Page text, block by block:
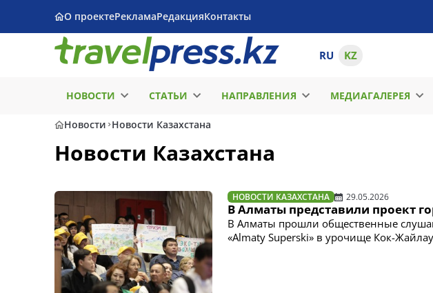
О проектеРекламаРедакцияКонтакты
RU KZ
НОВОСТИ СТАТЬИ НАПРАВЛЕНИЯ МЕДИАГАЛЕРЕЯ
Новости Новости Казахстана
Новости Казахстана
НОВОСТИ КАЗАХСТАНА 29.05.2026
В Алматы представили проект
В Алматы прошли общественные
«Almaty Superski» в урочище Кок-